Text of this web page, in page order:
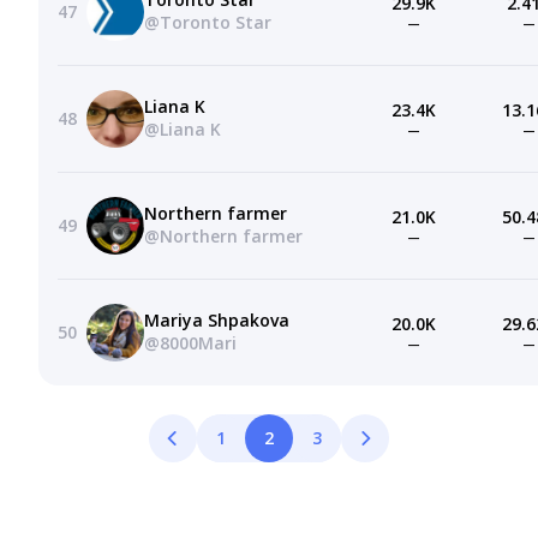
47
@Toronto Star
— —
48
Liana K
@Liana K
23.4K
— —
49
Northern farmer
@Northern farmer
21.0K
— —
50
Mariya Shpakova
@8000Mari
20.0K
— —
1 2 3